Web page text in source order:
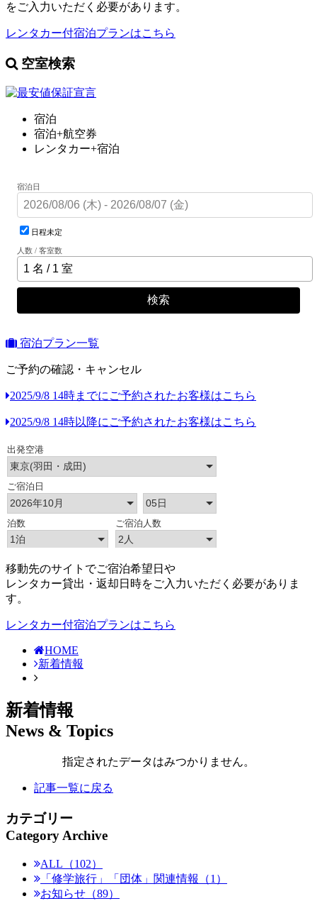
をご入力いただく必要があります。
レンタカー付宿泊プランはこちら
空室検索
宿泊
宿泊+航空券
レンタカー+宿泊
宿泊日
日程未定
人数 / 客室数
検索
宿泊プラン一覧
ご予約の確認・キャンセル
2025/9/8 14時までにご予約されたお客様はこちら
2025/9/8 14時以降にご予約されたお客様はこちら
移動先のサイトでご宿泊希望日や
レンタカー貸出・返却日時をご入力いただく必要がありま
す。
レンタカー付宿泊プランはこちら
HOME
新着情報
新着情報
News & Topics
指定されたデータはみつかりません。
記事一覧に戻る
カテゴリー
Category Archive
ALL（102）
「修学旅行」「団体」関連情報（1）
お知らせ（89）